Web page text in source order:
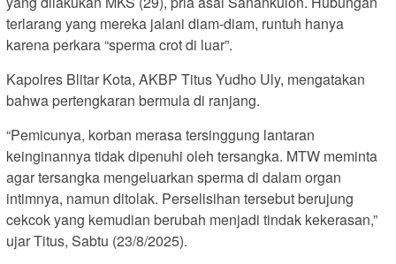
terlarang yang mereka jalani diam-diam, runtuh hanya
karena perkara “sperma crot di luar”.
Kapolres Blitar Kota, AKBP Titus Yudho Uly, mengatakan
bahwa pertengkaran bermula di ranjang.
“Pemicunya, korban merasa tersinggung lantaran
keinginannya tidak dipenuhi oleh tersangka. MTW meminta
agar tersangka mengeluarkan sperma di dalam organ
intimnya, namun ditolak. Perselisihan tersebut berujung
cekcok yang kemudian berubah menjadi tindak kekerasan,”
ujar Titus, Sabtu (23/8/2025).